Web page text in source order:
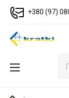
+380 (97)